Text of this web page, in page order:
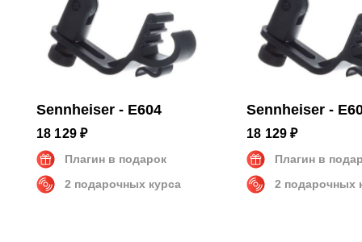
Sennheiser - E604
18 129 ₽
Плагин в подарок
2 подарочных курса
Sennheiser -
18 129 ₽
Плагин в
2 подарочных